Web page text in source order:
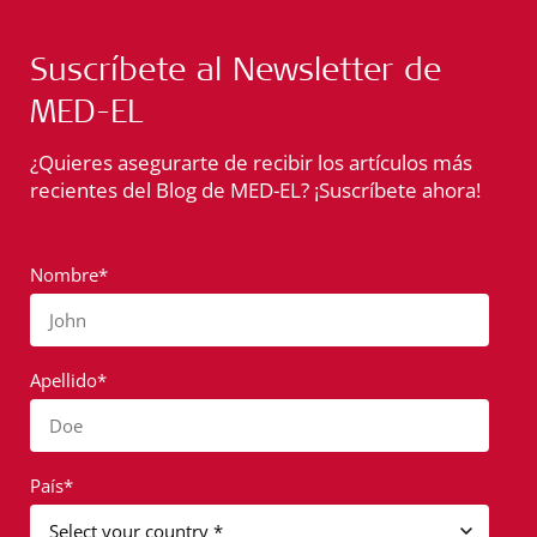
Suscríbete al Newsletter de
MED-EL
¿Quieres asegurarte de recibir los artículos más
recientes del Blog de MED-EL? ¡Suscríbete ahora!
Nombre*
John
Apellido*
Doe
País*